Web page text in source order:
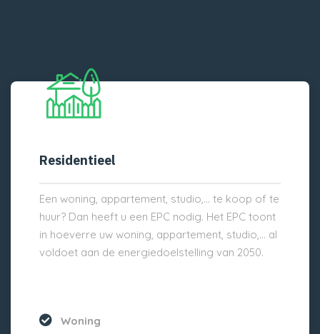
Residentieel
Een woning, appartement, studio,… te koop of te
huur? Dan heeft u een EPC nodig. Het EPC toont
in hoeverre uw woning, appartement, studio,… al
voldoet aan de energiedoelstelling van 2050.
Woning